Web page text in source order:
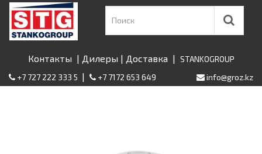
Контакты | Дилеры | Доставка | STANKOGROUP
+7 727 222 333 5 | +7 7172 653 649 info@groz.kz